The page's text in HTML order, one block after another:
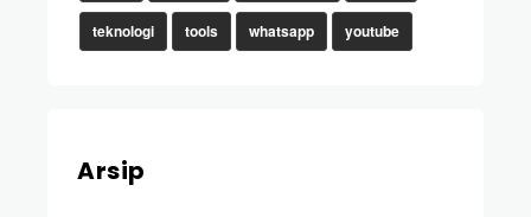
teknologi tools whatsapp youtube
Arsip